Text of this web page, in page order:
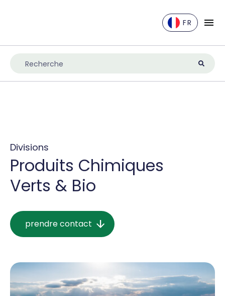
FR
Divisions
Produits Chimiques
Verts & Bio
prendre contact